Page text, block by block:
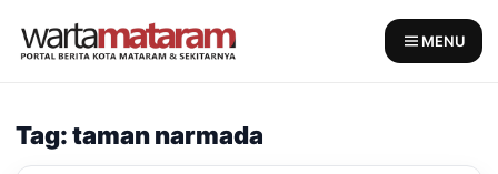
MENU
Tag: taman narmada